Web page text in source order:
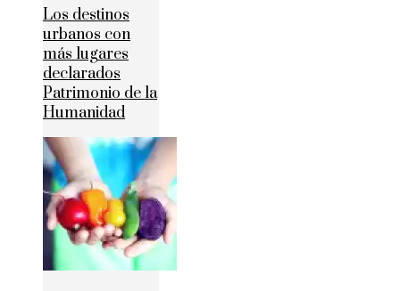
Los destinos
urbanos con
más lugares
declarados
Patrimonio de la
Humanidad